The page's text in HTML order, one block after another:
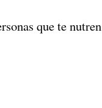
que te nutren